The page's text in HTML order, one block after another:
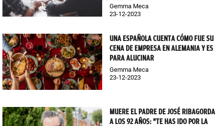
Gemma Meca
23-12-2023
UNA ESPAÑOLA CUENTA CÓMO FUE SU
CENA DE EMPRESA EN ALEMANIA Y ES
PARA ALUCINAR
Gemma Meca
23-12-2023
MUERE EL PADRE DE JOSÉ RIBAGORDA
A LOS 92 AÑOS: "TE HAS IDO POR LA